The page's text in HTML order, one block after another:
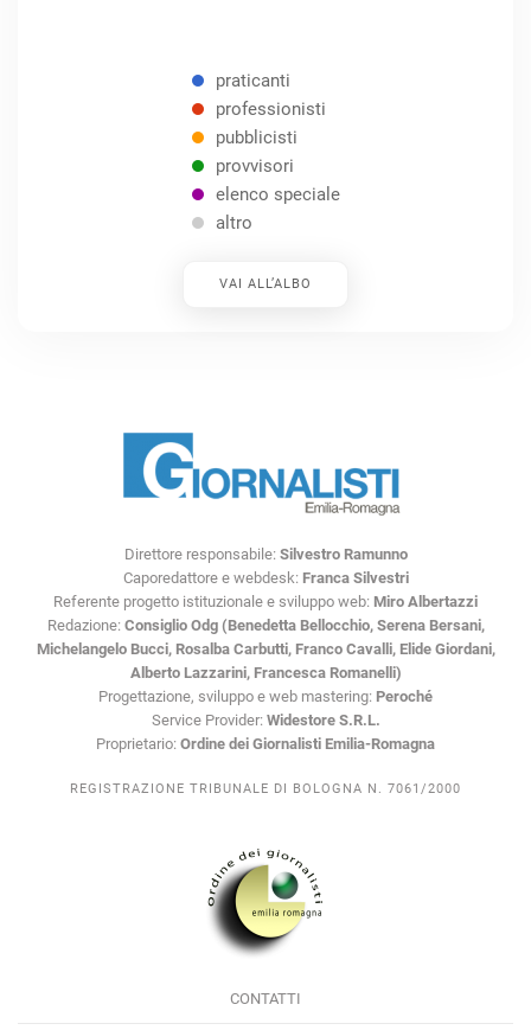
praticanti
professionisti
pubblicisti
provvisori
elenco speciale
altro
VAI ALL’ALBO
Direttore responsabile: Silvestro Ramunno
Caporedattore e webdesk: Franca Silvestri
Referente progetto istituzionale e sviluppo web: Miro Albertazzi
Redazione: Consiglio Odg (Benedetta Bellocchio, Serena Bersani,
Michelangelo Bucci, Rosalba Carbutti, Franco Cavalli, Elide Giordani,
Alberto Lazzarini, Francesca Romanelli)
Progettazione, sviluppo e web mastering: Peroché
Service Provider: Widestore S.R.L.
Proprietario: Ordine dei Giornalisti Emilia-Romagna
REGISTRAZIONE TRIBUNALE DI BOLOGNA N. 7061/2000
CONTATTI